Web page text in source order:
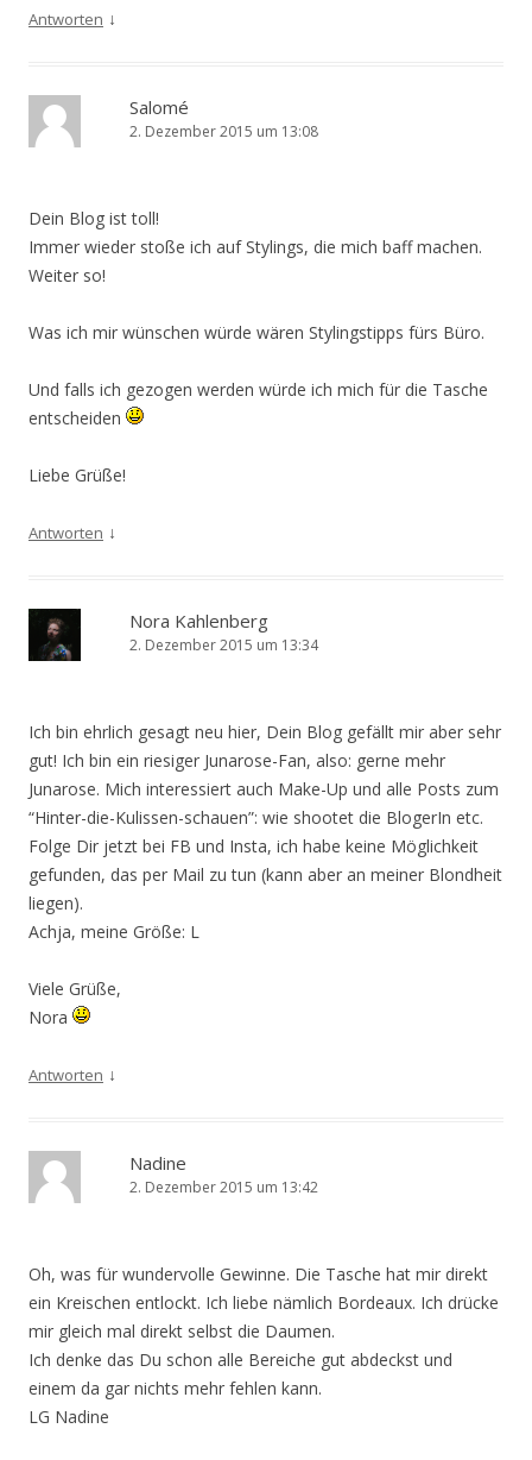
Antworten ↓
Salomé
2. Dezember 2015 um 13:08
Dein Blog ist toll!
Immer wieder stoße ich auf Stylings, die mich baff machen.
Weiter so!
Was ich mir wünschen würde wären Stylingstipps fürs Büro.
Und falls ich gezogen werden würde ich mich für die Tasche
entscheiden
Liebe Grüße!
Antworten ↓
Nora Kahlenberg
2. Dezember 2015 um 13:34
Ich bin ehrlich gesagt neu hier, Dein Blog gefällt mir aber sehr
gut! Ich bin ein riesiger Junarose-Fan, also: gerne mehr
Junarose. Mich interessiert auch Make-Up und alle Posts zum
“Hinter-die-Kulissen-schauen”: wie shootet die BlogerIn etc.
Folge Dir jetzt bei FB und Insta, ich habe keine Möglichkeit
gefunden, das per Mail zu tun (kann aber an meiner Blondheit
liegen).
Achja, meine Größe: L
Viele Grüße,
Nora
Antworten ↓
Nadine
2. Dezember 2015 um 13:42
Oh, was für wundervolle Gewinne. Die Tasche hat mir direkt
ein Kreischen entlockt. Ich liebe nämlich Bordeaux. Ich drücke
mir gleich mal direkt selbst die Daumen.
Ich denke das Du schon alle Bereiche gut abdeckst und
einem da gar nichts mehr fehlen kann.
LG Nadine